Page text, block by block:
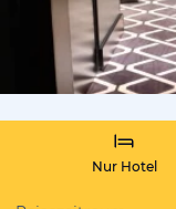
Nur Hotel